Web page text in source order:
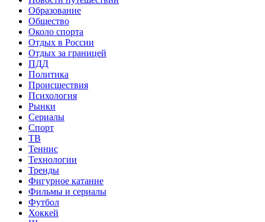
Образование
Общество
Около спорта
Отдых в России
Отдых за границей
ПДД
Политика
Происшествия
Психология
Рынки
Сериалы
Спорт
ТВ
Теннис
Технологии
Тренды
Фигурное катание
Фильмы и сериалы
Футбол
Хоккей